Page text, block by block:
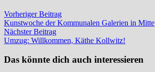
Beitragsnavigation
Vorheriger BeitragVorheriger
Beitrag:
Kunstwoche der Kommunalen Galerien in Mitte
Nächster BeitragNächster
Beitrag:
Umzug: Willkommen, Käthe Kollwitz!
Das könnte dich auch interessieren